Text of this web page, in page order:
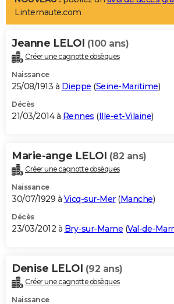
Art de vivre
Bien-être
Loisirs
Mode
Modes de vie
Alimentation
Guide de la santé
Maladies
Médicaments
Sommeil
VOYAGE
Destinations
City break
Voyage nature
Voyage de noces
Forum
Climat
+PHOTO
GUIDES D'ACHAT
BONS PLANS
Carte de Noël
Carte Bonne année
Carte Saint-Valentin
Carte Pâques
Carte d'anniversaire
DICTIONNAIRE
Dictionnaire
Biographies
Citations
Expressions
Proverbes
PROGRAMME TV
S'inscrire
Se connecter
Lycées
Collèges
Primaires
Universités
Entreprises
Service militaire
Avis de recherche
AVIS DE DÉCÈS
Bricolage
Lifestyle
Culture
Sport
Auto
Television
Voyage
Cinema
Linternaute.com
Jeanne LELOI (100 ans)
Créer une cagnotte obsèques
Naissance
25/08/1913 à Dieppe (Seine-Maritime)
Décès
21/03/2014 à Rennes (Ille-et-Vilaine)
Marie-ange LELOI (82 ans)
Créer une cagnotte obsèques
Naissance
30/07/1929 à Vicq-sur-Mer(Manche)
Décès
23/03/2012 à Bry-sur-Marne (Val-de-
Denise LELOI (92 ans)
Créer une cagnotte obsèques
Naissance